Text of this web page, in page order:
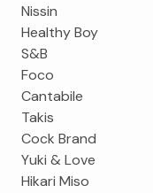
Nissin
Healthy Boy
S&B
Foco
Cantabile
Takis
Cock Brand
Yuki & Love
Hikari Miso